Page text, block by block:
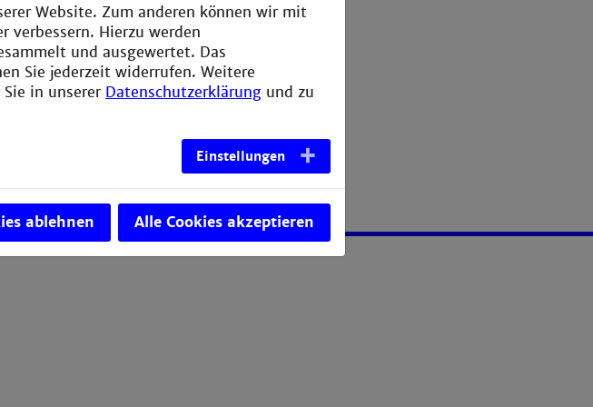
Website. Zum anderen können wir mit
verbessern. Hierzu werden
und ausgewertet. Das
Sie jederzeit widerrufen. Weitere
in unserer Datenschutzerklärung und zu
Einstellungen
ablehnen Alle Cookies akzeptieren